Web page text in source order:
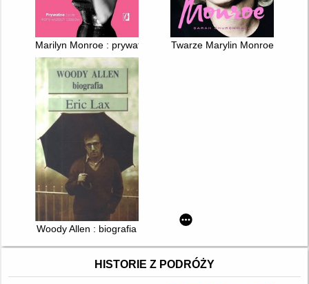
Marilyn Monroe : prywatne życie ikony wszech czasów
Twarze Marylin Monroe
Woody Allen : biografia
HISTORIE Z PODRÓŻY